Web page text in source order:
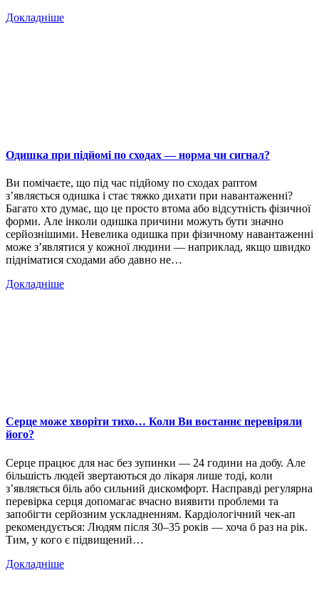
Докладніше
Одишка при підйомі по сходах — норма чи сигнал?
Ви помічаєте, що під час підйому по сходах раптом
з’являється одишка і стає тяжко дихати при навантаженні?
Багато хто думає, що це просто втома або відсутність фізичної
форми. Але інколи одишка причини можуть бути значно
серйознішими. Невелика одишка при фізичному навантаженні
може з’являтися у кожної людини — наприклад, якщо швидко
підніматися сходами або давно не…
Докладніше
Серце може хворіти тихо… Коли Ви востаннє перевіряли
його?
Серце працює для нас без зупинки — 24 години на добу. Але
більшість людей звертаються до лікаря лише тоді, коли
з’являється біль або сильний дискомфорт. Насправді регулярна
перевірка серця допомагає вчасно виявити проблеми та
запобігти серйозним ускладненням. Кардіологічний чек-ап
рекомендується: Людям після 30–35 років — хоча б раз на рік.
Тим, у кого є підвищений…
Докладніше